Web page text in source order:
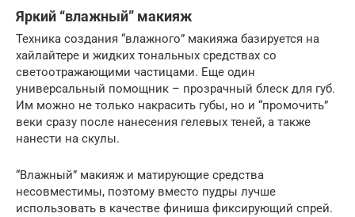
Яркий “влажный” макияж
Техника создания “влажного” макияжа базируется на
хайлайтере и жидких тональных средствах со
светоотражающими частицами. Еще один
универсальный помощник – прозрачный блеск для губ.
Им можно не только накрасить губы, но и “промочить”
веки сразу после нанесения гелевых теней, а также
нанести на скулы.
“Влажный” макияж и матирующие средства
несовместимы, поэтому вместо пудры лучше
использовать в качестве финиша фиксирующий спрей.